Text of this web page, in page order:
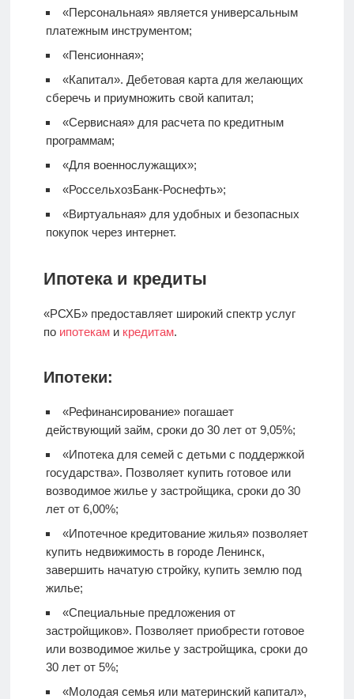
«Персональная» является универсальным
платежным инструментом;
«Пенсионная»;
«Капитал». Дебетовая картадля желающих
сберечь и приумножить свой капитал;
«Сервисная» для расчета по кредитным
программам;
«Для военнослужащих»;
«РоссельхозБанк-Роснефть»;
«Виртуальная» для удобных и безопасных
покупок через интернет.
Ипотека и кредиты
«РСХБ» предоставляет широкий спектр услуг
по ипотеками кредитам.
Ипотеки:
«Рефинансирование» погашает
действующий займ, сроки до 30 лет от 9,05%;
«Ипотека для семей с детьми с поддержкой
государства». Позволяет купить готовое или
возводимое жилье у застройщика, сроки до 30
лет от 6,00%;
«Ипотечное кредитование жилья» позволяет
купить недвижимость в городе Ленинск,
завершить начатую стройку, купить землю под
жилье;
«Специальные предложения от
застройщиков». Позволяет приобрести готовое
или возводимое жилье у застройщика, сроки до
30 лет от 5%;
«Молодая семья или материнский капитал»,